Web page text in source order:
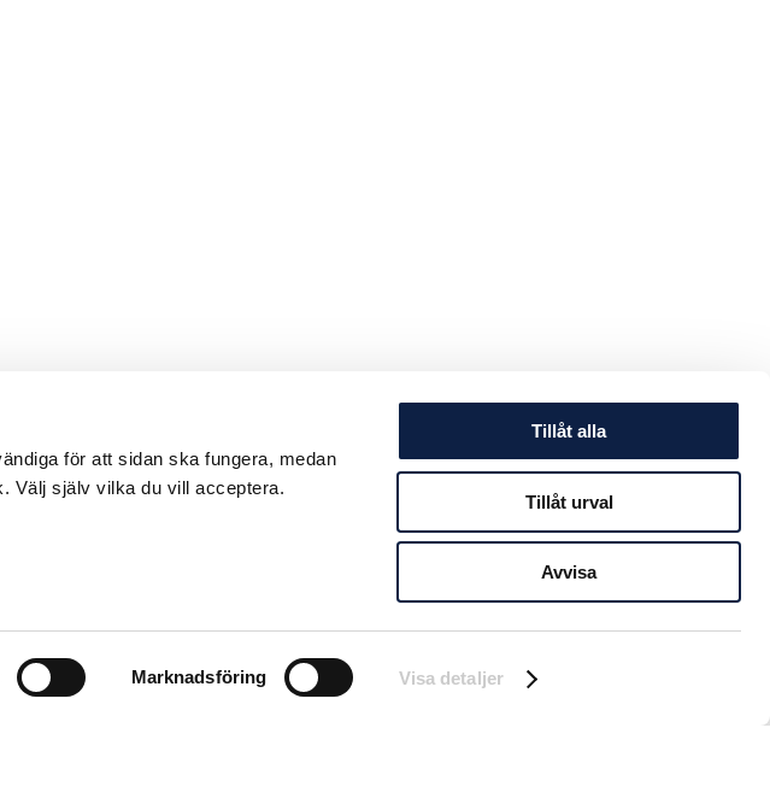
för att sidan ska fungera, medan
Välj själv vilka du vill acceptera.
Marknadsföring Visa detaljer
Tillåt alla
Tillåt urval
Avvisa